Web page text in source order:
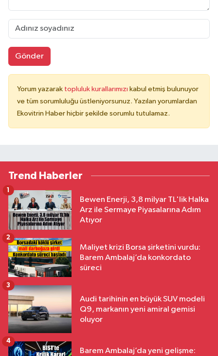
Gönder
Yorum yazarak topluluk kurallarımızı kabul etmiş bulunuyor
ve tüm sorumluluğu üstleniyorsunuz. Yazılan yorumlardan
Ekovitrin Haber hiçbir şekilde sorumlu tutulamaz.
Trend Haberler
Bewen Enerji, 3,8 milyar TL'lik Halka
Arz ile Sermaye Piyasalarına Adım
Atıyor
1
Maliyet krizi Borsa şirketini vurdu:
Barem Ambalaj’da konkordato
süreci
2
Audi tarihinin en büyük SUV modeli
Q9, markanın yeni amiral gemisi
oluyor
3
Barem Ambalaj’da yeni gelişme:
4